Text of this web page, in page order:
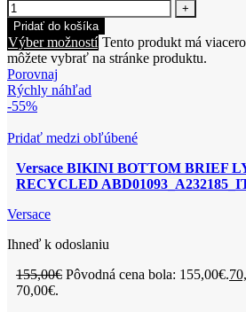
Pridať do košíka
Výber možností Tento produkt má
môžete vybrať na stránke produktu.
Porovnaj
Rýchly náhľad
-55%
Pridať medzi obľúbené
Versace BIKINI BOTTOM BRIEF
RECYCLED
Versace
Ihneď k odoslaniu
155,00€ Pôvodná cena bola: 155,00€.
70,00€.